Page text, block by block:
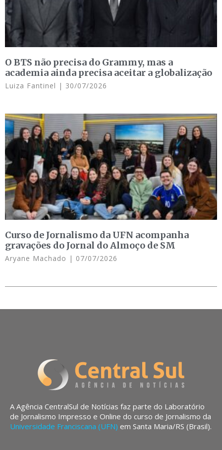
O BTS não precisa do Grammy, mas a
academia ainda precisa aceitar a globalização
Luiza Fantinel 30/07/2026
Curso de Jornalismo da UFN acompanha
gravações do Jornal do Almoço de SM
Aryane Machado 07/07/2026
A Agência CentralSul de Notícias faz parte do Laboratório
de Jornalismo Impresso e Online do curso de Jornalismo da
Universidade Franciscana (UFN) em Santa Maria/RS (Brasil).